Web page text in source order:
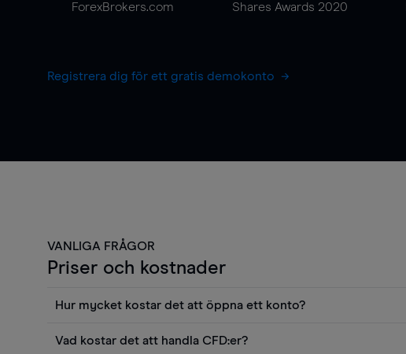
ForexBrokers.com
Shares Awards 2020
Registrera dig för ett gratis demokonto
VANLIGA FRÅGOR
Priser och kostnader
Hur mycket kostar det att öppna ett konto?
Vad kostar det att handla CFD:er?